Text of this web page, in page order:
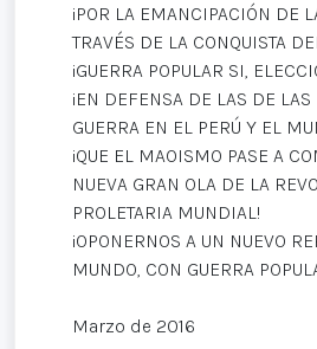
¡POR LA EMANCIPACIÓN DE
TRAVÉS DE LA CONQUISTA
¡GUERRA POPULAR SI,
¡EN DEFENSA DE LAS DE
GUERRA EN EL PERÚ Y EL
¡QUE EL MAOISMO PASE A
NUEVA GRAN OLA DE LA
PROLETARIA MUNDIAL!
¡OPONERNOS A UN NUEVO
MUNDO, CON GUERRA
Marzo de 2016